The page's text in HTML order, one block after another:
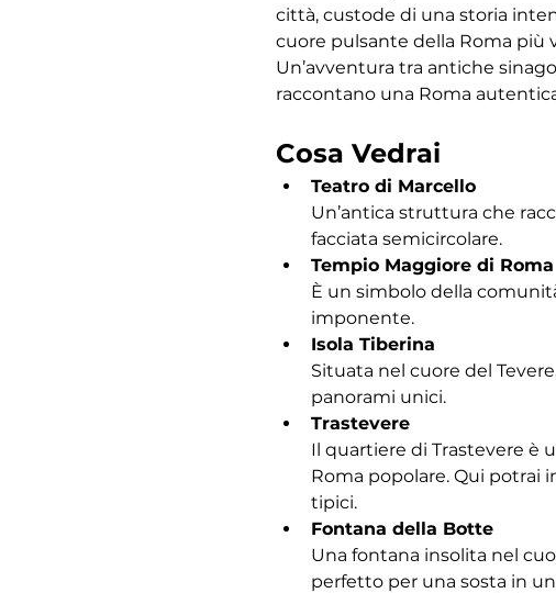
città, custode di una storia
cuore pulsante della Roma più
Un’avventura tra antiche
raccontano una Roma
Cosa Vedrai
Teatro di Marcello
Un’antica struttura che
facciata semicircolare.
Tempio Maggiore di Roma
È un simbolo della
imponente.
Isola Tiberina
Situata nel cuore del
panorami unici.
Trastevere
Il quartiere di Trastevere è
Roma popolare. Qui potrai
tipici.
Fontana della Botte
Una fontana insolita nel
perfetto per una sosta in